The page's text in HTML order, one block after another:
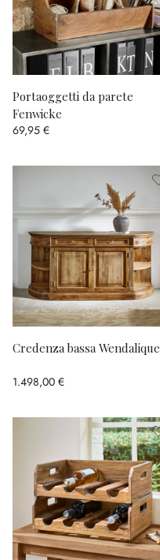
Portaoggetti da parete
Fenwicke
69,95 €
Credenza bassa Wendalique
1.498,00 €